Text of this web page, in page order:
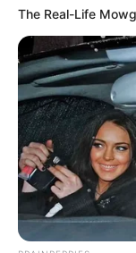
The Real-Life